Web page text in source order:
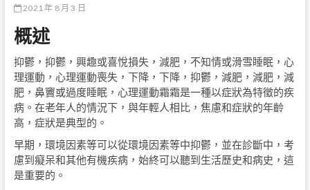
2021 年 8 月 3 日
概述
抑鬱，抑鬱，興趣或喜悅損失，減肥，不知情或滑雪睡眠，心
理運動，心理運動喪失，下降，下降，抑鬱，減肥，減肥，減
肥，鼻竇或過度睡眠，心理運動霜霜是一種以症狀為特徵的疾
病。在老年人的情況下，與年輕人相比，焦慮和症狀的年齡
高，症狀是典型的。
早期，環境因素等可以從環境因素等中抑鬱，並在診斷中，考
慮到癡呆和其他有機疾病，始終可以聽到生活歷史和病史，這
是重要的。